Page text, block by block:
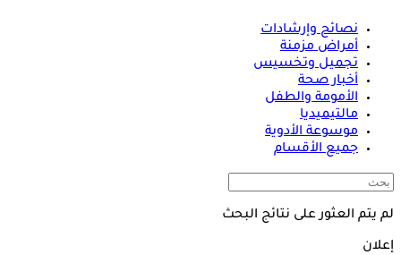
نصائح وإرشادات
أمراض مزمنة
تجميل وتخسيس
أخبار صحة
الأمومة والطفل
مالتيميديا
موسوعة الأدوية
جميع الأقسام
لم يتم العثور على نتائج البحث
إعلان